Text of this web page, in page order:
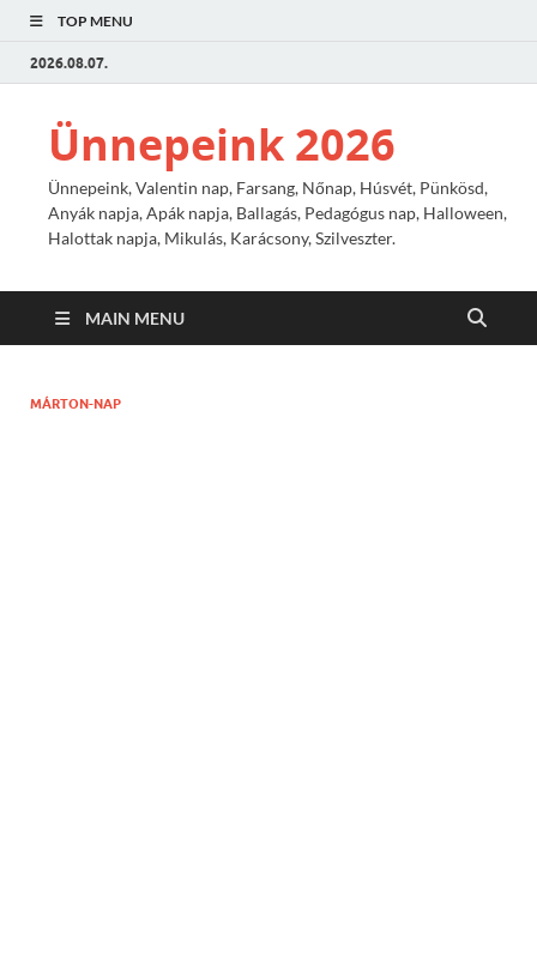
TOP MENU
2026.08.07.
Ünnepeink 2026
Ünnepeink, Valentin nap, Farsang, Nőnap, Húsvét, Pünkösd,
Anyák napja, Apák napja, Ballagás, Pedagógus nap, Halloween,
Halottak napja, Mikulás, Karácsony, Szilveszter.
MAIN MENU
MÁRTON-NAP